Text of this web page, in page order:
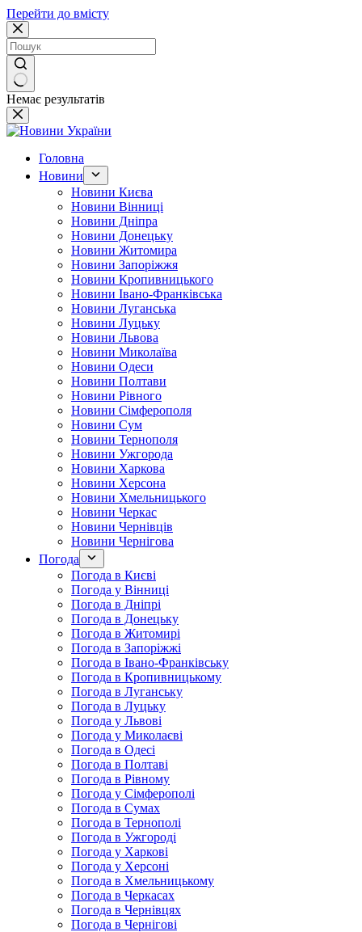
Перейти до вмісту
Немає результатів
Головна
Новини
Новини Києва
Новини Вінниці
Новини Дніпра
Новини Донецьку
Новини Житомира
Новини Запоріжжя
Новини Кропивницького
Новини Івано-Франківська
Новини Луганська
Новини Луцьку
Новини Львова
Новини Миколаїва
Новини Одеси
Новини Полтави
Новини Рівного
Новини Сімферополя
Новини Сум
Новини Тернополя
Новини Ужгорода
Новини Харкова
Новини Херсона
Новини Хмельницького
Новини Черкас
Новини Чернівців
Новини Чернігова
Погода
Погода в Києві
Погода у Вінниці
Погода в Дніпрі
Погода в Донецьку
Погода в Житомирі
Погода в Запоріжжі
Погода в Івано-Франківську
Погода в Кропивницькому
Погода в Луганську
Погода в Луцьку
Погода у Львові
Погода у Миколаєві
Погода в Одесі
Погода в Полтаві
Погода в Рівному
Погода у Сімферополі
Погода в Сумах
Погода в Тернополі
Погода в Ужгороді
Погода у Харкові
Погода у Херсоні
Погода в Хмельницькому
Погода в Черкасах
Погода в Чернівцях
Погода в Чернігові